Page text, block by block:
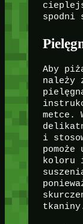
spodni
Aby
należy
metce.
i
koloru